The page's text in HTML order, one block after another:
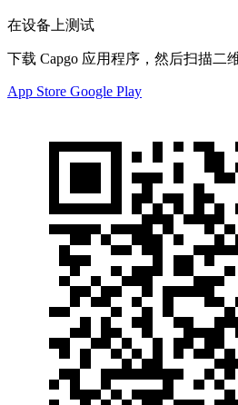
在设备上测试
下载 Capgo 应用程序，然后扫描二维
App Store Google Play